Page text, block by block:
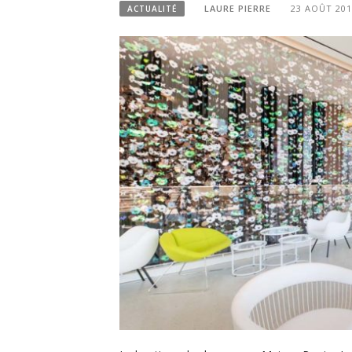
ACTUALITÉ LAURE PIERRE 23 AOÛT